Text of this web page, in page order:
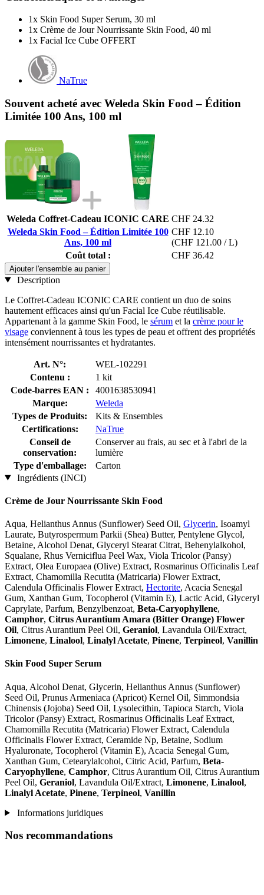
1x Skin Food Super Serum, 30 ml
1x Crème de Jour Nourrissante Skin Food, 40 ml
1x Facial Ice Cube OFFERT
NaTrue
Souvent acheté avec Weleda Skin Food – Édition
Limitée 100 Ans, 100 ml
Weleda Coffret-Cadeau ICONIC CARE CHF 24.32
Weleda Skin Food – Édition Limitée 100
Ans, 100 ml
CHF 12.10
(CHF 121.00 / L)
Coût total :
CHF 36.42
Ajouter l'ensemble au panier
Description
Le Coffret-Cadeau ICONIC CARE contient un duo de soins
hautement efficaces ainsi qu'un Facial Ice Cube réutilisable.
Appartenant à la gamme Skin Food, le sérum et la crème pour le
visage conviennent à tous les types de peau et offrent des propriétés
intensément nourrissantes et hydratantes.
Art. N°:
WEL-102291
Contenu :
1 kit
Code-barres EAN :
4001638530941
Marque:
Weleda
Types de Produits:
Kits & Ensembles
Certifications:
NaTrue
Conseil de
conservation:
Conserver au frais, au sec et à l'abri de la
lumière
Type d'emballage:
Carton
Ingrédients (INCI)
Crème de Jour Nourrissante Skin Food
Aqua, Helianthus Annus (Sunflower) Seed Oil, Glycerin, Isoamyl
Laurate, Butyrospermum Parkii (Shea) Butter, Pentylene Glycol,
Betaine, Alcohol Denat, Glyceryl Stearat Citrat, Behenylalkohol,
Squalane, Rhus Verniciflua Peel Wax, Viola Tricolor (Pansy)
Extract, Olea Europaea (Olive) Extract, Rosmarinus Officinalis Leaf
Extract, Chamomilla Recutita (Matricaria) Flower Extract,
Calendula Officinalis Flower Extract, Hectorite, Acacia Senegal
Gum, Xanthan Gum, Tocopherol (Vitamin E), Lactic Acid, Glyceryl
Caprylate, Parfum, Benzylbenzoat, Beta-Caryophyllene,
Camphor, Citrus Aurantium Amara (Bitter Orange) Flower
Oil, Citrus Aurantium Peel Oil, Geraniol, Lavandula Oil/Extract,
Limonene, Linalool, Linalyl Acetate, Pinene, Terpineol, Vanillin
Skin Food Super Serum
Aqua, Alcohol Denat, Glycerin, Helianthus Annus (Sunflower)
Seed Oil, Prunus Armeniaca (Apricot) Kernel Oil, Simmondsia
Chinensis (Jojoba) Seed Oil, Lysolecithin, Tapioca Starch, Viola
Tricolor (Pansy) Extract, Rosmarinus Officinalis Leaf Extract,
Chamomilla Recutita (Matricaria) Flower Extract, Calendula
Officinalis Flower Extract, Ceramide Np, Betaine, Sodium
Hyaluronate, Tocopherol (Vitamin E), Acacia Senegal Gum,
Xanthan Gum, Cetearylalcohol, Citric Acid, Parfum, Beta-
Caryophyllene, Camphor, Citrus Aurantium Oil, Citrus Aurantium
Peel Oil, Geraniol, Lavandula Oil/Extract, Limonene, Linalool,
Linalyl Acetate, Pinene, Terpineol, Vanillin
Informations juridiques
Nos recommandations